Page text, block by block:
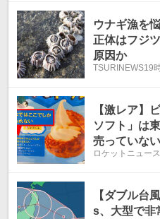
ウナギ漁を
正体はフジ
原因か
TSURINEWS19
【激レア】
ソフト」は
売っていな
フトを食べ
ロケットニュー
【ダブル台
s、大型で非